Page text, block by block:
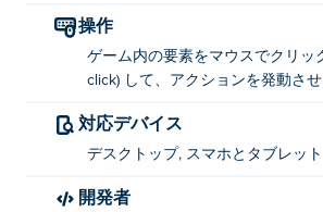
操作
ゲーム内の要素をマウスでクリッ
click) して、アクションを発動させ
対応デバイス
デスクトップ, スマホとタブレット
開発者